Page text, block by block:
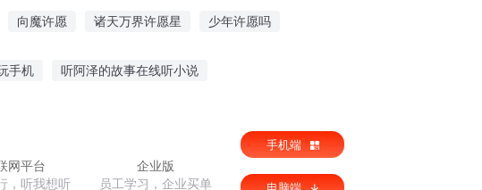
向魔许愿 诸天万界许愿星 少年许愿吗
手机 听阿泽的故事在线听小说
网平台
，听我想听
企业版
员工学习，企业买单
手机端